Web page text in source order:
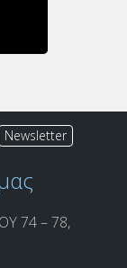
Newsletter
74 – 78,